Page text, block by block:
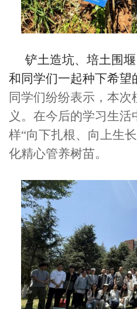
铲土造坑、培土围
和同学们一起种下希望
同学们纷纷表示，本次
义。在今后的学习生
样“向下扎根、向上生
化精心管养树苗。